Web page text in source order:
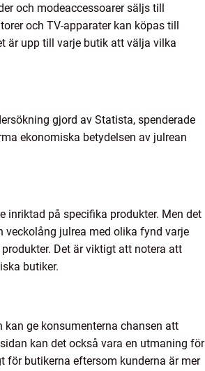
och modeaccessoarer säljs till
och TV-apparater kan köpas till
är upp till varje butik att välja vilka
gjord av Statista, spenderade
ekonomiska betydelsen av julrean
inriktad på specifika produkter. Men det
veckolång julrea med olika fynd varje
Det är viktigt att notera att
butiker.
ge konsumenterna chansen att
kan det också vara en utmaning för
för butikerna eftersom kunderna är mer